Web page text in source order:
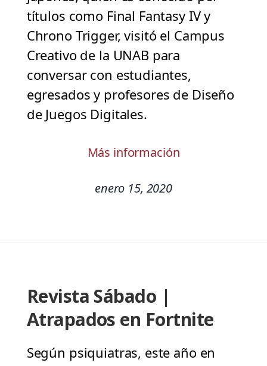
títulos como Final Fantasy IV y
Chrono Trigger, visitó el Campus
Creativo de la UNAB para
conversar con estudiantes,
egresados y profesores de Diseño
de Juegos Digitales.
Más información
enero 15, 2020
Revista Sábado |
Atrapados en Fortnite
Según psiquiatras, este año en